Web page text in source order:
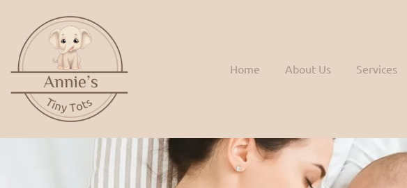
Home About Us Services